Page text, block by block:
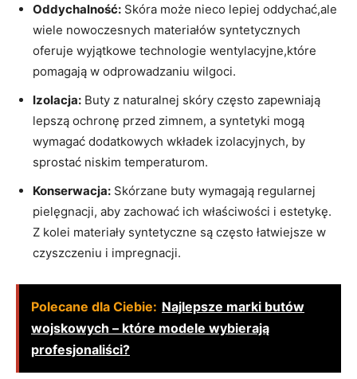
Oddychalność: Skóra może nieco lepiej oddychać,ale
wiele nowoczesnych materiałów syntetycznych
oferuje wyjątkowe technologie wentylacyjne,które
pomagają w odprowadzaniu wilgoci.
Izolacja: Buty z naturalnej skóry często zapewniają
lepszą ochronę przed zimnem, a syntetyki mogą
wymagać dodatkowych wkładek izolacyjnych, by
sprostać niskim temperaturom.
Konserwacja: Skórzane buty wymagają regularnej
pielęgnacji, aby zachować ich właściwości i estetykę.
Z kolei materiały syntetyczne są często łatwiejsze w
czyszczeniu i impregnacji.
Polecane dla Ciebie: Najlepsze marki butów
wojskowych – które modele wybierają
profesjonaliści?